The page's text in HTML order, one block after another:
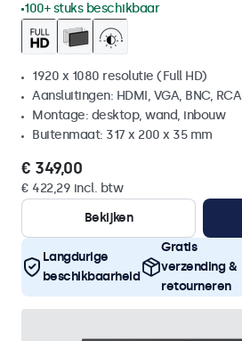
100+ stuks beschikbaar
1920 x 1080 resolutie (Full HD)
Aansluitingen: HDMI, VGA, BNC, RCA
Montage: desktop, wand, inbouw
Buitenmaat: 317 x 200 x 35 mm
€ 349,00
€ 422,29 incl. btw
Bekijken
Langdurige
beschikbaarheid
Gratis
verzending &
retourneren